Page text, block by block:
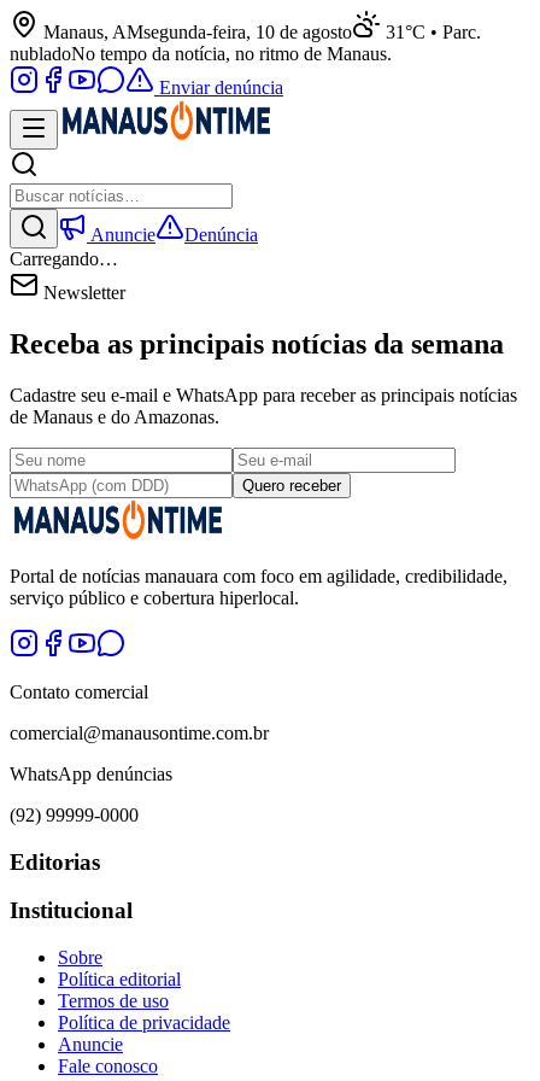
Manaus, AMsegunda-feira, 10 de agosto
31°C • Parc.
nubladoNo tempo da notícia, no ritmo de Manaus.
Enviar denúncia
Anuncie
Denúncia
Carregando…
Newsletter
Receba as principais notícias da semana
Cadastre seu e-mail e WhatsApp para receber as principais notícias
de Manaus e do Amazonas.
Quero receber
Portal de notícias manauara com foco em agilidade, credibilidade,
serviço público e cobertura hiperlocal.
Contato comercial
comercial@manausontime.com.br
WhatsApp denúncias
(92) 99999-0000
Editorias
Institucional
Sobre
Política editorial
Termos de uso
Política de privacidade
Anuncie
Fale conosco